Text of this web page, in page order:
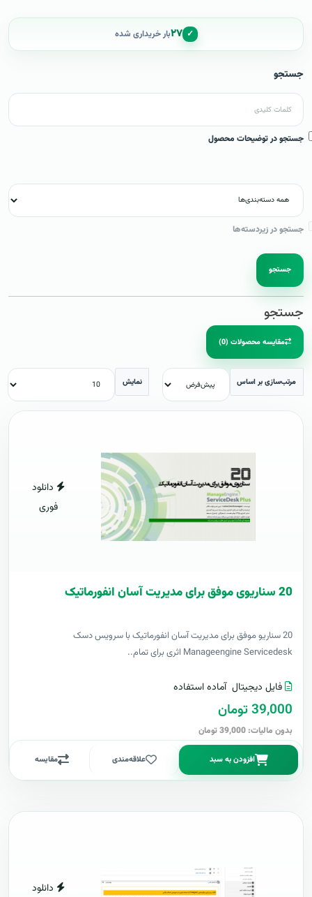
✓ ۲۷بار خریداری شده
جستجو
جستجو در توضیحات محصول
جستجو در زیردسته‌ها
جستجو
جستجو
مقایسه محصولات (0)
مرتب‌سازی بر اساس نمایش
دانلود
فوری
20 سناریوی موفق برای مدیریت آسان انفورماتیک
20 سناریو موفق برای مدیریت آسان انفورماتیک با سرویس دسک
Manageengine Servicedesk اثری برای تمام..
فایل دیجیتال آماده استفاده
39,000 تومان
بدون مالیات: 39,000 تومان
افزودن به سبد علاقه‌مندی مقایسه
دانلود